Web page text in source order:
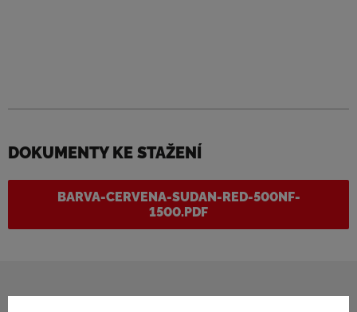
DOKUMENTY KE STAŽENÍ
BARVA-CERVENA-SUDAN-RED-500NF-
1500.PDF